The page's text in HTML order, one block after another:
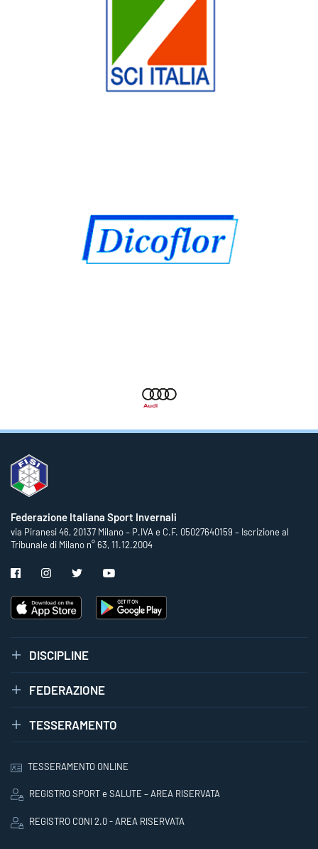
Federazione Italiana Sport Invernali
via Piranesi 46, 20137 Milano – P.IVA e C.F. 05027640159 – Iscrizione al
Tribunale di Milano n° 63, 11.12.2004
DISCIPLINE
FEDERAZIONE
TESSERAMENTO
TESSERAMENTO ONLINE
REGISTRO SPORT e SALUTE – AREA RISERVATA
REGISTRO CONI 2.0 - AREA RISERVATA